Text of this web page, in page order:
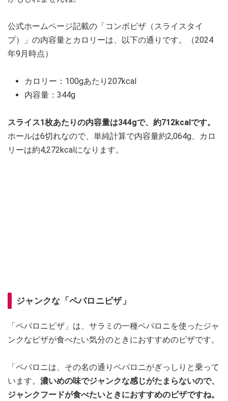
公式ホームページ記載の「コンボピザ（スライスタイ
プ）」の内容量とカロリーは、以下の通りです。（2024
年9月時点）
カロリー：100gあたり207kcal
内容量：344g
スライス1枚あたりの内容量は344gで、約712kcalです。
ホールは6切れなので、単純計算で内容量約2,064g、カロ
リーは約4,272kcalになります。
ジャンクな「ペパロニピザ」
「ペパロニピザ」は、サラミの一種ペパロニを使ったジャ
ンクなピザが食べたい気分のときにおすすめのピザです。
「ペパロニは、その名の通りペパロニがぎっしりと乗って
います。 濃いめの味でジャンクな感じがたまらないので、
ジャンクフードが食べたいときにおすすめのピザですね。